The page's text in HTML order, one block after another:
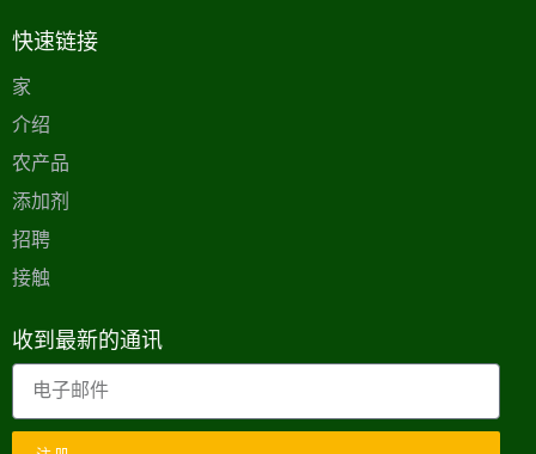
快速链接
家
介绍
农产品
添加剂
招聘
接触
收到最新的通讯